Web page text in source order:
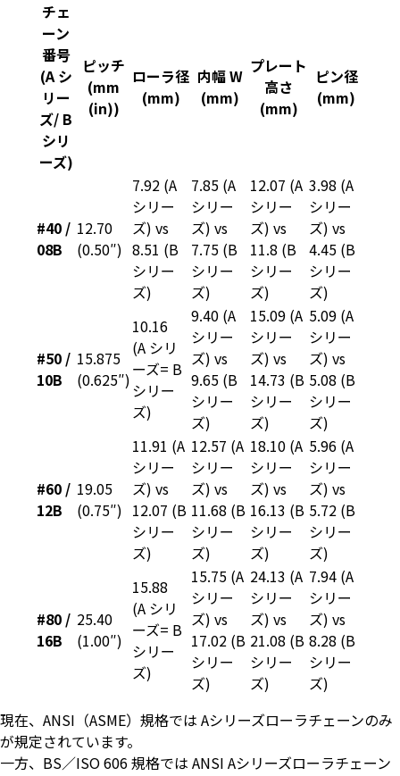
チェ
ーン
番号
(Aシ
リー
ズ/ B
シリ
ーズ)
ピッチ
(mm
(in))
ローラ径
(mm)
内幅W
(mm)
プレート
高さ
(mm)
ピン径
(mm)
#40 /
08B
12.70
(0.50″)
7.92 (A
シリー
ズ) vs
8.51 (B
シリー
ズ)
7.85 (A
シリー
ズ) vs
7.75 (B
シリー
ズ)
12.07 (A
シリー
ズ) vs
11.8 (B
シリー
ズ)
3.98 (A
シリー
ズ) vs
4.45 (B
シリー
ズ)
#50 /
10B
15.875
(0.625″)
10.16
(A シリ
ーズ= B
シリー
ズ)
9.40 (A
シリー
ズ) vs
9.65 (B
シリー
ズ)
15.09 (A
シリー
ズ) vs
14.73 (B
シリー
ズ)
5.09 (A
シリー
ズ) vs
5.08 (B
シリー
ズ)
#60 /
12B
19.05
(0.75″)
11.91 (A
シリー
ズ) vs
12.07 (B
シリー
ズ)
12.57 (A
シリー
ズ) vs
11.68 (B
シリー
ズ)
18.10 (A
シリー
ズ) vs
16.13 (B
シリー
ズ)
5.96 (A
シリー
ズ) vs
5.72 (B
シリー
ズ)
#80 /
16B
25.40
(1.00″)
15.88
(A シリ
ーズ= B
シリー
ズ)
15.75 (A
シリー
ズ) vs
17.02 (B
シリー
ズ)
24.13 (A
シリー
ズ) vs
21.08 (B
シリー
ズ)
7.94 (A
シリー
ズ) vs
8.28 (B
シリー
ズ)
現在、ANSI（ASME）規格では Aシリーズローラチェーンのみ
が規定されています。
一方、BS／ISO 606 規格では ANSI Aシリーズローラチェーン